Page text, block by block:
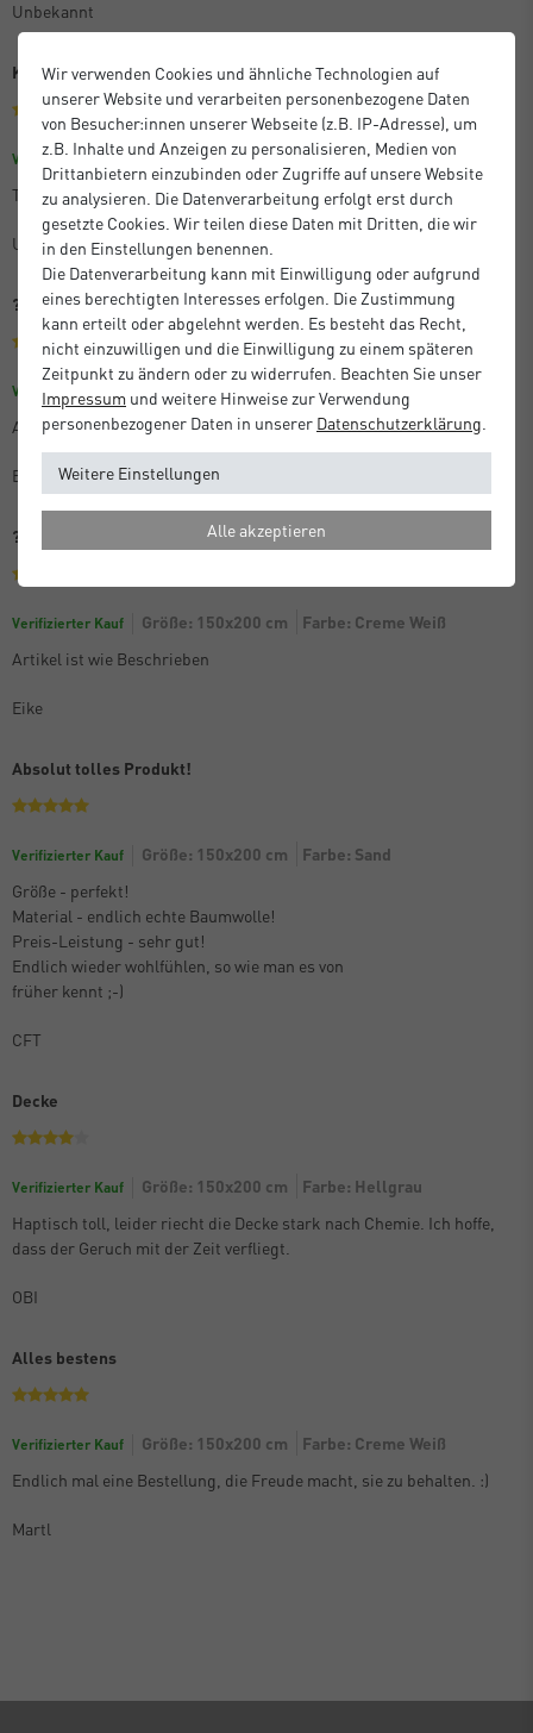
Unbekannt
Kuschelig
Verifizierter Kauf Größe: 150x200 cm
Farbe: Hellgrau
Tolle kuschelige Decke - wenn es mal kälter ist
Unbekannt
????
Verifizierter Kauf Größe: 150x200 cm
Farbe: Sand
Artikel ist wie beschrieben
Elke
????
Verifizierter Kauf Größe: 150x200 cm
Farbe: Creme Weiß
Artikel ist wie Beschrieben
Eike
Absolut tolles Produkt!
Verifizierter Kauf Größe: 150x200 cm
Farbe: Sand
Größe - perfekt!
Material - endlich echte Baumwolle!
Preis-Leistung - sehr gut!
Endlich wieder wohlfühlen, so wie man es von
früher kennt ;-)
CFT
Decke
Verifizierter Kauf Größe: 150x200 cm
Farbe: Hellgrau
Haptisch toll, leider riecht die Decke stark nach Chemie. Ich hoffe,
dass der Geruch mit der Zeit verfliegt.
OBI
Alles bestens
Verifizierter Kauf Größe: 150x200 cm
Farbe: Creme Weiß
Endlich mal eine Bestellung, die Freude macht, sie zu behalten. :)
Martl
Wir verwenden Cookies und ähnliche Technologien auf
unserer Website und verarbeiten personenbezogene Daten
von Besucher:innen unserer Webseite (z.B. IP-Adresse), um
z.B. Inhalte und Anzeigen zu personalisieren, Medien von
Drittanbietern einzubinden oder Zugriffe auf unsere Website
zu analysieren. Die Datenverarbeitung erfolgt erst durch
gesetzte Cookies. Wir teilen diese Daten mit Dritten, die wir
in den Einstellungen benennen.
Die Datenverarbeitung kann mit Einwilligung oder aufgrund
eines berechtigten Interesses erfolgen. Die Zustimmung
kann erteilt oder abgelehnt werden. Es besteht das Recht,
nicht einzuwilligen und die Einwilligung zu einem späteren
Zeitpunkt zu ändern oder zu widerrufen. Beachten Sie unser
Impressum und weitere Hinweise zur Verwendung
personenbezogener Daten in unserer Daten­schutz­erklärung
Weitere Einstellungen
Alle akzeptieren